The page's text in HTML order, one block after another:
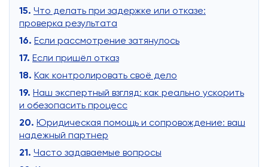
Что делать при задержке или отказе:
проверка результата
Если рассмотрение затянулось
Если пришёл отказ
Как контролировать своё дело
Наш экспертный взгляд: как реально ускорить
и обезопасить процесс
Юридическая помощь и сопровождение: ваш
надежный партнер
Часто задаваемые вопросы